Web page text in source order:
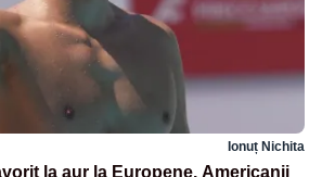
Ionuț Nichita
la aur la Europene. Americanii